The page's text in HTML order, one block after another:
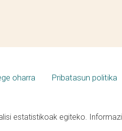
oharra Pribatasun politika
estatistikoak egiteko.